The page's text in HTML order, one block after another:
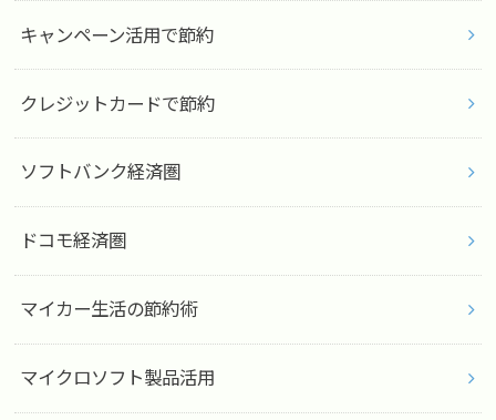
キャンペーン活用で節約
クレジットカードで節約
ソフトバンク経済圏
ドコモ経済圏
マイカー生活の節約術
マイクロソフト製品活用